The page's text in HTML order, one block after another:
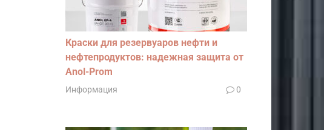
Краски для резервуаров нефти и
нефтепродуктов: надежная защита от
Anol-Prom
Информация 0